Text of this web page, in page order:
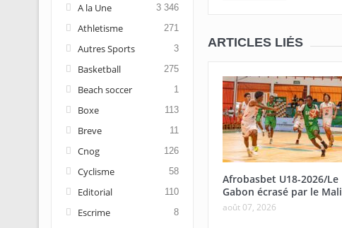
ARTICLES LIÉS
Afrobasbet U18-2026/Le
Gabon écrasé par le Mali
août 07, 2026
A la Une 3 346
Athletisme 271
Autres Sports 3
Basketball 275
Beach soccer 1
Boxe 113
Breve 11
Cnog 126
Cyclisme 58
Editorial 110
Escrime 8